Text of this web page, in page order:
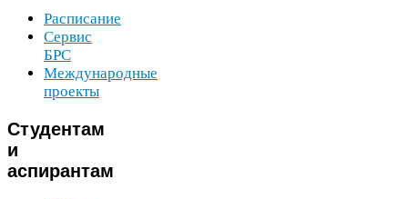
Расписание
Сервис
БРС
Международные
проекты
Студентам
и
аспирантам